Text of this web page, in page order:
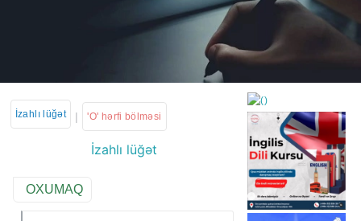
İzahlı lüğət | 'O' hərfi bölməsi
İzahlı lüğət
OXUMAQ https://wa.me/